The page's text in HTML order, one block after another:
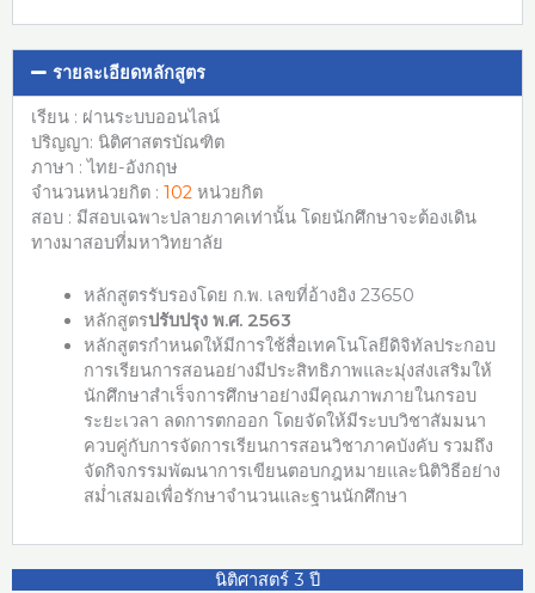
รายละเอียดหลักสูตร
เรียน : ผ่านระบบออนไลน์
ปริญญา: นิติศาสตรบัณฑิต
ภาษา : ไทย-อังกฤษ
จำนวนหน่วยกิต : 102 หน่วยกิต
สอบ : มีสอบเฉพาะปลายภาคเท่านั้น โดยนักศึกษาจะต้องเดิน
ทางมาสอบที่มหาวิทยาลัย
หลักสูตรรับรองโดย ก.พ. เลขที่อ้างอิง 23650
หลักสูตรปรับปรุง พ.ศ. 2563
หลักสูตรกำหนดให้มีการใช้สื่อเทคโนโลยีดิจิทัลประกอบ
การเรียนการสอนอย่างมีประสิทธิภาพและมุ่งส่งเสริมให้
นักศึกษาสำเร็จการศึกษาอย่างมีคุณภาพภายในกรอบ
ระยะเวลา ลดการตกออก โดยจัดให้มีระบบวิชาสัมมนา
ควบคู่กับการจัดการเรียนการสอนวิชาภาคบังคับ รวมถึง
จัดกิจกรรมพัฒนาการเขียนตอบกฎหมายและนิติวิธีอย่าง
สม่ำเสมอเพื่อรักษาจำนวนและฐานนักศึกษา
นิติศาสตร์ 3 ปี